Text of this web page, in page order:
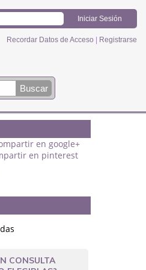
Recordar Datos de Acceso Registrarse
CONSULTA